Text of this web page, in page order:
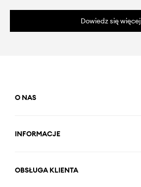
Dowiedz się więcej
O NAS
INFORMACJE
OBSŁUGA KLIENTA